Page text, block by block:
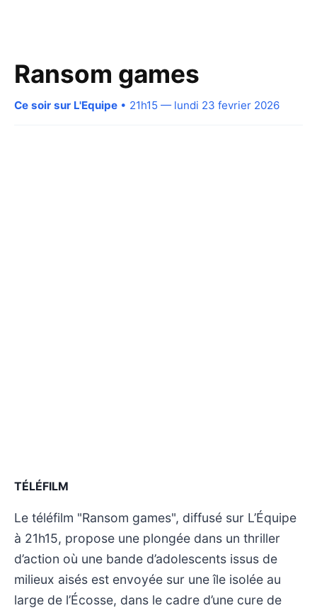
Ransom games
Ce soir sur L'Equipe • 21h15 — lundi 23 fevrier 2026
TÉLÉFILM
Le téléfilm "Ransom games", diffusé sur L’Équipe
à 21h15, propose une plongée dans un thriller
d’action où une bande d’adolescents issus de
milieux aisés est envoyée sur une île isolée au
large de l’Écosse, dans le cadre d’une cure de